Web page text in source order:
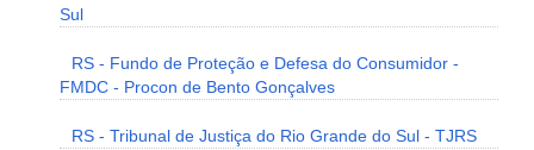
Sul
RS - Fundo de Proteção e Defesa do Consumidor -
FMDC - Procon de Bento Gonçalves
RS - Tribunal de Justiça do Rio Grande do Sul - TJRS